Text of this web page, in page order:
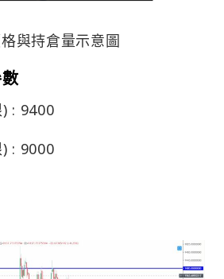
與持倉量示意圖
: 9400
: 9000